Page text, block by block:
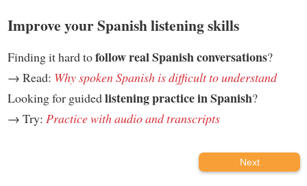
Improve your Spanish listening skills
Finding it hard tofollow real Spanish conversations?
→ Read: Why spoken Spanish is difficult to understand
Looking for guidedlistening practice in Spanish?
→ Try: Practice with audio and transcripts
Next